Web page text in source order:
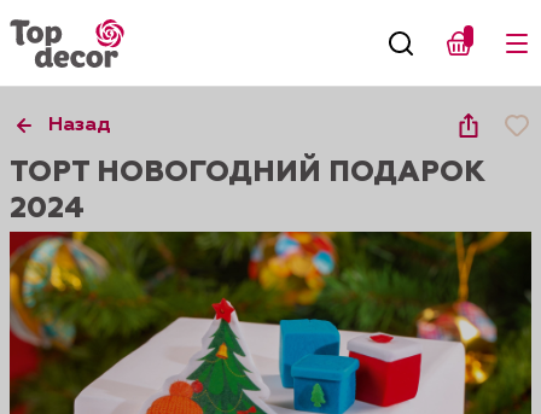
Назад
ТОРТ НОВОГОДНИЙ ПОДАРОК
2024